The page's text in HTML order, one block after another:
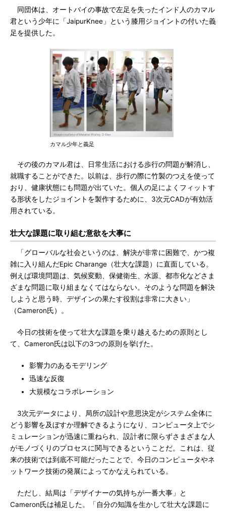
同団体は、オートバイの事故で左足を失ったインド人のカマル
君という少年に「JaipurKnee」という膝用ジョイントの付いた義
足を提供した。
カマル少年と義足
その後のカマル君は、日常生活における歩行の問題が解消し、
就職することができた。以前は、歩行の際に竹製のつえを使って
おり、健康状態にも問題が出ていた。個人の足によくフィットす
る形状をしたジョイントを製作するために、3次元CADが有効活
用されている。
壮大な課題に取り組む意欲を大事に
「グローバルな社会というのは、解決が非常に困難で、かつ複
雑に入り組んだEpic Charange（壮大な課題）に直面している。
例えば環境問題は、気候変動、保健衛生、水源、都市化などさま
ざまな問題に取り組まなくてはならない。そのような問題を解決
しようと思う時、デザインの果たす役割は非常に大きい」
（Cameron氏）。
今日の技術を使って壮大な課題を乗り越えるための原則とし
て、Cameron氏は以下の3つの原則を挙げた。
影響力のあるモデリング
迅速な反復
大規模なコラボレーション
3次元データにより、局所の設計や意思決定がシステム全体に
どう影響を及ぼすか理解できるようになり、コンピュータ上でシ
ミュレーションが迅速に重ねられ、設計者に限らずさまざまな人
がモノづくりのプロセスに関与できるということだ。これは、従
来の技術では到底不可能だったことで、今日のコンピュータやネ
ットワーク技術の発展によってかなえられている。
ただし、結局は「デザイナーの気持ちが一番大事」と
Cameron氏は補足した。「自分の知識を生かして壮大な課題に